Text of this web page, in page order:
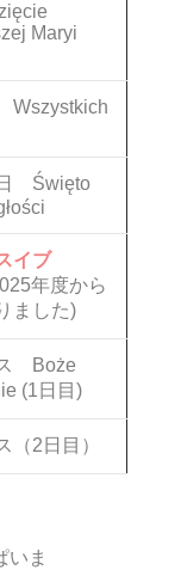
Maryi
Wszystkich
Święto
イブ
年度から
ました)
Boże
(1日目)
（2日目）
いま